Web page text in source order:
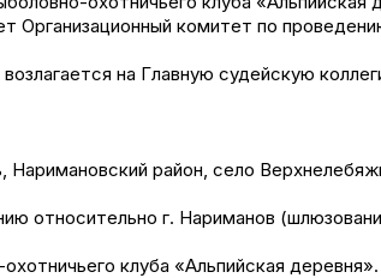
Отчеты и
Организационный комитет по
на Главную судейскую
район, село
относительно г. Нариманов
клуба «Альпийская деревня».